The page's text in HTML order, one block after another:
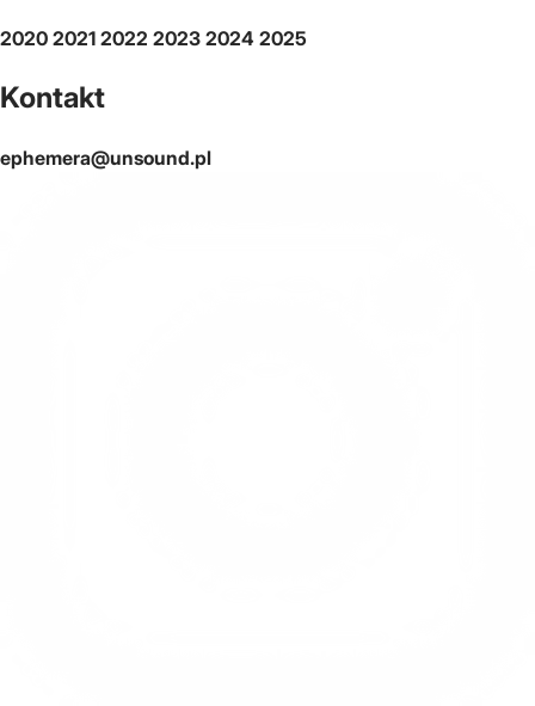
2020 2021 2022 2023 2024 2025
Kontakt
ephemera@unsound.pl